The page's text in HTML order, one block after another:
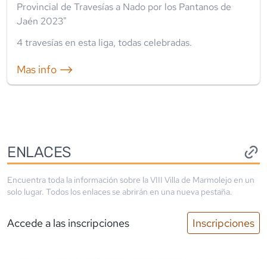
Provincial de Travesías a Nado por los Pantanos de
Jaén 2023"
4travesías en esta liga, todas celebradas.
Mas info ⟶
ENLACES
Encuentra toda la información sobre laVIII Villa de Marmolejo en un
solo lugar. Todos los enlaces se abrirán en una nueva pestaña.
Accede a las inscripciones Inscripciones